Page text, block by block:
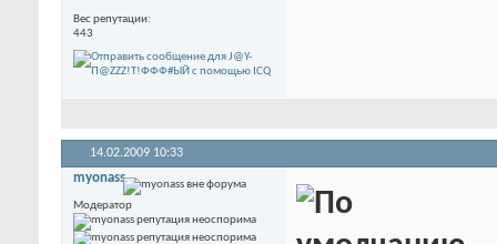
Вес репутации
443
14.02.2009 10:33
myonass
Модератор